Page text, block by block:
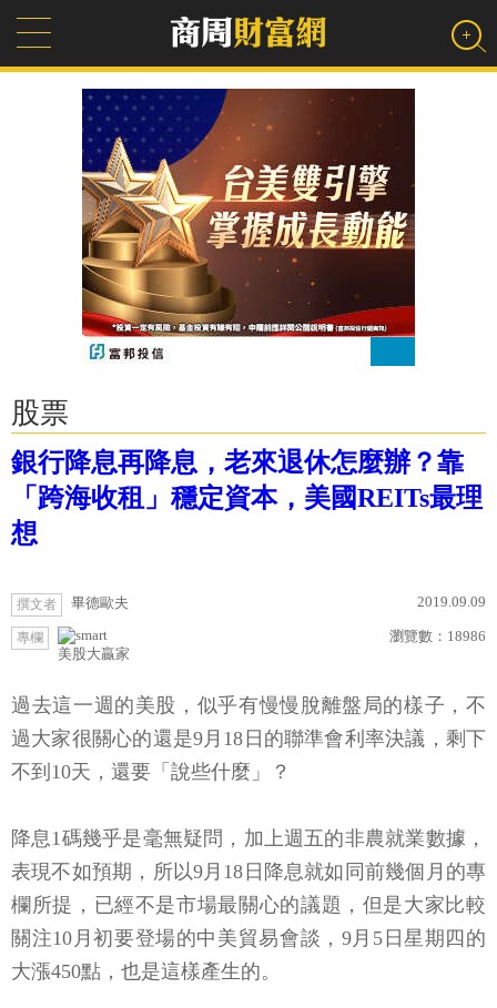
股票
銀行降息再降息，老來退休怎麼辦？靠
「跨海收租」穩定資本，美國REITs最理
想
撰文者 畢德歐夫 2019.09.09
專欄
美股大贏家
瀏覽數： 18986
過去這一週的美股，似乎有慢慢脫離盤局的樣子，不
過大家很關心的還是9月18日的聯準會利率決議，剩下
不到10天，還要「說些什麼」？
降息1碼幾乎是毫無疑問，加上週五的非農就業數據，
表現不如預期，所以9月18日降息就如同前幾個月的專
欄所提，已經不是市場最關心的議題，但是大家比較
關注10月初要登場的中美貿易會談，9月5日星期四的
大漲450點，也是這樣產生的。